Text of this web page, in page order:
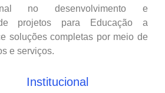
no desenvolvimento e
de projetos para Educação a
soluções completas por meio de
e serviços.
Institucional